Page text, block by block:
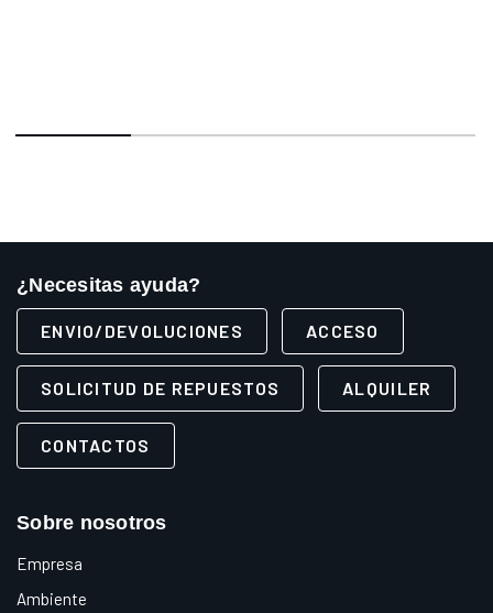
¿Necesitas ayuda?
ENVIO/DEVOLUCIONES ACCESO
SOLICITUD DE REPUESTOS ALQUILER
CONTACTOS
Sobre nosotros
Empresa
Ambiente